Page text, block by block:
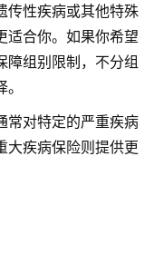
传性疾病或其他特殊
适合你。如果你希望
障组别限制，不分组
常对特定的严重疾病
大疾病保险则提供更